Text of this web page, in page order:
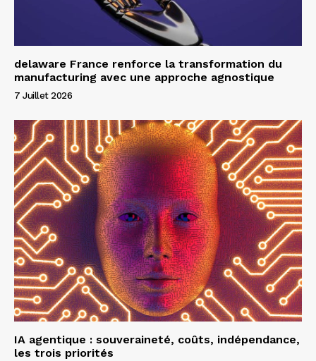
delaware France renforce la transformation du
manufacturing avec une approche agnostique
7 Juillet 2026
IA agentique : souveraineté, coûts, indépendance,
les trois priorités